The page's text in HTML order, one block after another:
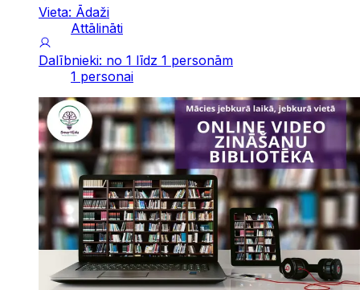
Vieta: Ādaži
Attālināti
Dalībnieki: no 1 līdz 1 personām
1 personai